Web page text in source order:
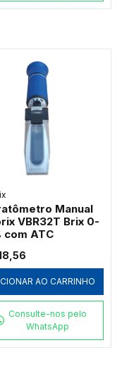
Manual
VBR32T Brix 0-
com ATC
AO CARRINHO
Consulte-nos pelo
WhatsApp